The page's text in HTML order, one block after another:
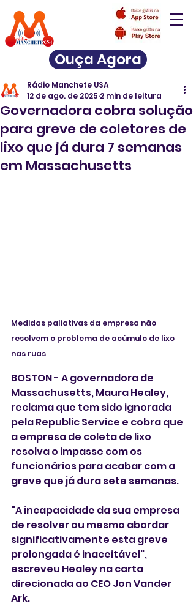
Ouça Agora
Governadora cobra solução
para greve de coletores de
lixo que já dura 7 semanas
em Massachusetts
Rádio Manchete USA
12 de ago. de 2025 2 min de leitura
Medidas paliativas da empresa não
resolvem o problema de acúmulo de lixo
nas ruas
BOSTON - A governadora de
Massachusetts, Maura Healey,
reclama que tem sido ignorada
pela Republic Service e cobra que
a empresa de coleta de lixo
resolva o impasse com os
funcionários para acabar com a
greve que já dura sete semanas.
"A incapacidade da sua empresa
de resolver ou mesmo abordar
significativamente esta greve
prolongada é inaceitável",
escreveu Healey na carta
direcionada ao CEO Jon Vander
Ark.